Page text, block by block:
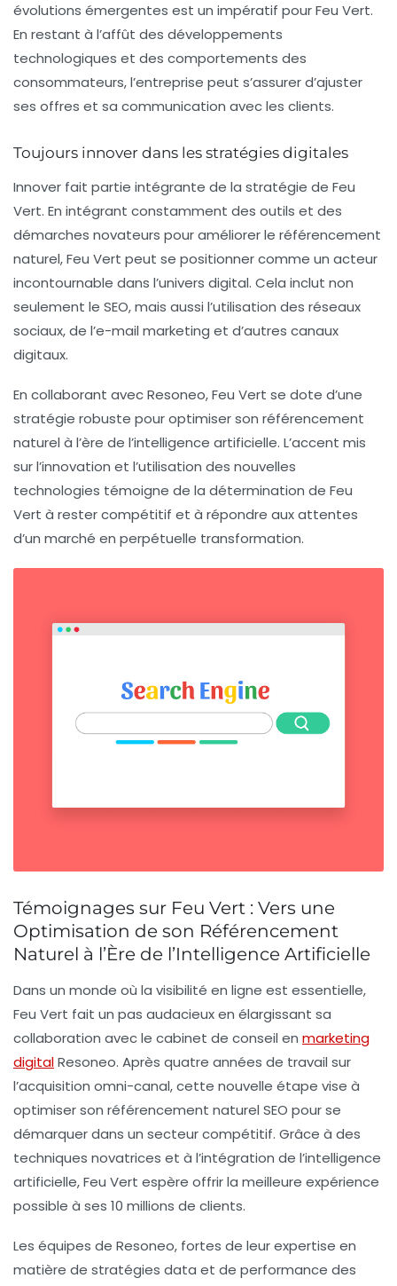
évolutions émergentes est un impératif pour Feu Vert.
En restant à l’affût des développements
technologiques et des comportements des
consommateurs, l’entreprise peut s’assurer d’ajuster
ses offres et sa communication avec les clients.
Toujours innover dans les stratégies digitales
Innover fait partie intégrante de la stratégie de Feu
Vert. En intégrant constamment des outils et des
démarches novateurs pour améliorer le référencement
naturel, Feu Vert peut se positionner comme un acteur
incontournable dans l’univers digital. Cela inclut non
seulement le SEO, mais aussi l’utilisation des réseaux
sociaux, de l’e-mail marketing et d’autres canaux
digitaux.
En collaborant avec Resoneo, Feu Vert se dote d’une
stratégie robuste pour optimiser son référencement
naturel à l’ère de l’intelligence artificielle. L’accent mis
sur l’innovation et l’utilisation des nouvelles
technologies témoigne de la détermination de Feu
Vert à rester compétitif et à répondre aux attentes
d’un marché en perpétuelle transformation.
Témoignages sur Feu Vert : Vers une
Optimisation de son Référencement
Naturel à l’Ère de l’Intelligence Artificielle
Dans un monde où la visibilité en ligne est essentielle,
Feu Vert fait un pas audacieux en élargissant sa
collaboration avec le cabinet de conseil en marketing
digitalResoneo. Après quatre années de travail sur
l’acquisition omni-canal, cette nouvelle étape vise à
optimiser son référencement naturel SEO pour se
démarquer dans un secteur compétitif. Grâce à des
techniques novatrices et à l’intégration de l’intelligence
artificielle, Feu Vert espère offrir la meilleure expérience
possible à ses 10 millions de clients.
Les équipes de Resoneo, fortes de leur expertise en
matière de stratégies data et de performance des